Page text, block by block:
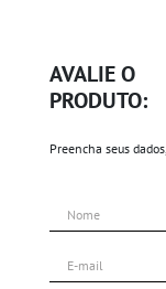
AVALIE O
PRODUTO:
Preencha seus